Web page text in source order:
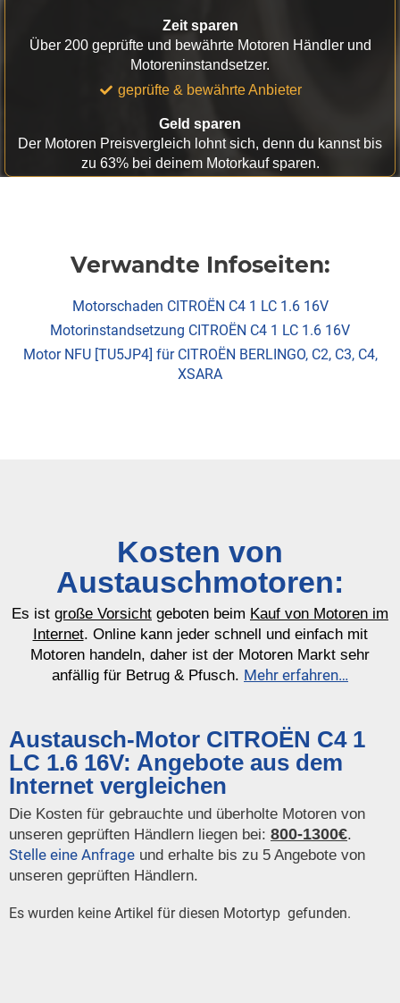
Zeit sparen
Über 200 geprüfte und bewährte Motoren Händler und
Motoreninstandsetzer.
geprüfte & bewährte Anbieter
Geld sparen
Der Motoren Preisvergleich lohnt sich, denn du kannst bis
zu 63% bei deinem Motorkauf sparen.
Verwandte Infoseiten:
Motorschaden CITROËN C4 1 LC 1.6 16V
Motorinstandsetzung CITROËN C4 1 LC 1.6 16V
Motor NFU [TU5JP4] für CITROËN BERLINGO, C2, C3, C4,
XSARA
Kosten von
Austauschmotoren:
Es ist große Vorsicht geboten beim Kauf von Motoren im
Internet. Online kann jeder schnell und einfach mit
Motoren handeln, daher ist der Motoren Markt sehr
anfällig für Betrug & Pfusch. Mehr erfahren…
Austausch-Motor CITROËN C4 1
LC 1.6 16V: Angebote aus dem
Internet vergleichen
Die Kosten für gebrauchte und überholte Motoren von
unseren geprüften Händlern liegen bei: 800-1300€.
Stelle eine Anfrage und erhalte bis zu 5 Angebote von
unseren geprüften Händlern.
Es wurden keine Artikel für diesen Motortyp gefunden.